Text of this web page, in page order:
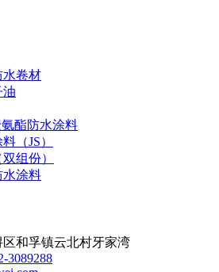
水卷材
油
酯防水涂料
（JS）
组份）
水涂料
和孚镇云北村牙家湾
3089288